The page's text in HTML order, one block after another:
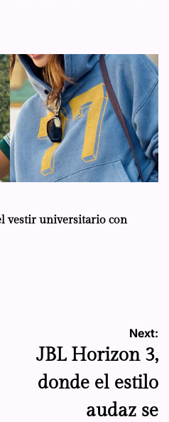
vestir universitario con
Next:
JBL Horizon 3,
donde el estilo
audaz se